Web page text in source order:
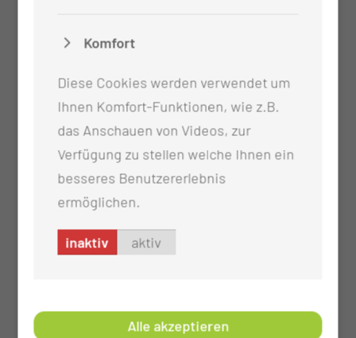
Verantwortung in die Hände einer Pflegekraft
gegeben wird und sie, für diese und seine
Angehörigen ein fester Ansprechpartner ist
die Unterweisungen durch eine Kinästhetik-
Trainerin erfolgt regelmäßig (Kinästhetik ist
die Lehre von der Bewegungsempfindung und
ein Konzept der menschlichen Bewegung)
durch extra ausgebildete Mentoren und
Komfort
Diese Cookies werden verwendet um
Ihnen Komfort-Funktionen, wie z.B.
das Anschauen von Videos, zur
Verfügung zu stellen welche Ihnen ein
besseres Benutzererlebnis
ermöglichen.
inaktiv aktiv
Alle akzeptieren